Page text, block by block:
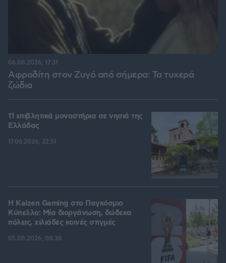
Αφροδίτη στον Ζυγό από σήμερα: Τα τυχερά
ζώδια
06.08.2026, 17:31
11 επιβλητικά μοναστήρια σε νησιά της
Ελλάδας
17.06.2026, 22:51
H Kaizen Gaming στο Παγκόσμιο
Kύπελλο: Μία διοργάνωση, δώδεκα
πόλεις, χιλιάδες κοινές στιγμές
05.08.2026, 08:38